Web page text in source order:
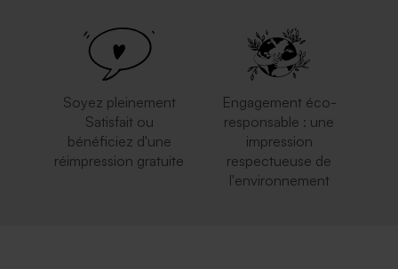
Soyez pleinement
Satisfait ou
bénéficiez d'une
réimpression gratuite
Engagement éco-
responsable : une
impression
respectueuse de
l'environnement